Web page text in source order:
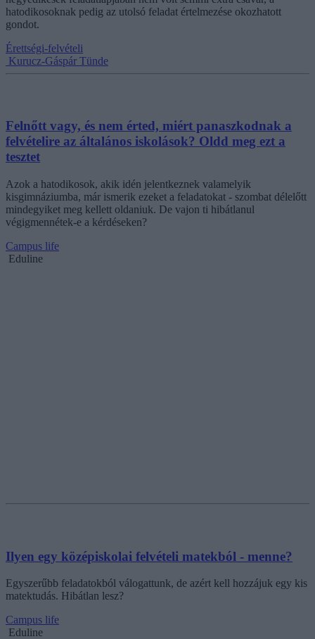
hatodikosoknak pedig az utolsó feladat értelmezése okozhatott
gondot.
Érettségi-felvételi
Kurucz-Gáspár Tünde
Felnőtt vagy, és nem érted, miért panaszkodnak a
felvételire az általános iskolások? Oldd meg ezt a
tesztet
Azok a hatodikosok, akik idén jelentkeznek valamelyik
kisgimnáziumba, már ismerik ezeket a feladatokat - szombat délelőtt
mindegyiket meg kellett oldaniuk. De vajon ti hibátlanul
végigmennétek-e a kérdéseken?
Campus life
Eduline
Ilyen egy középiskolai felvételi matekból - menne?
Egyszerűbb feladatokból válogattunk, de azért kell hozzájuk egy kis
matektudás. Hibátlan lesz?
Campus life
Eduline